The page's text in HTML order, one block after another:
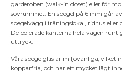
garderoben (walk-in closet) eller för
sovrummet. En spegel på 6 mm går
spegelvägg i träningslokal, ridhus eller
De polerade kanterna hela vägen runt
uttryck.
Våra spegelglas är miljövänliga, vilket
kopparfria, och har ett mycket lågt